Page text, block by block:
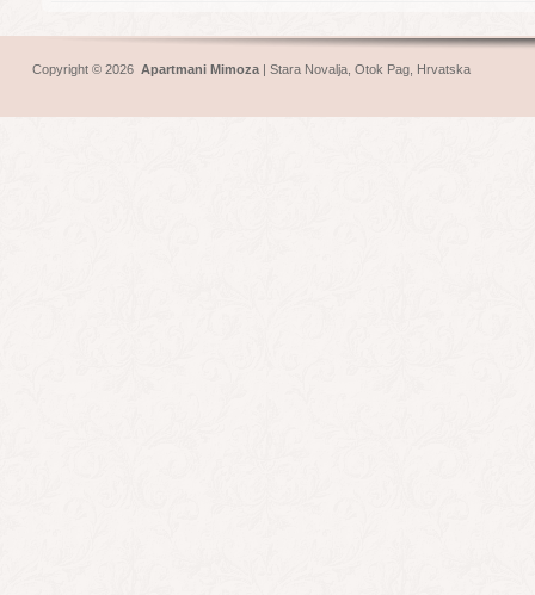
Copyright © 2026 Apartmani Mimoza | Stara Novalja Otok Pag , Hrvatska